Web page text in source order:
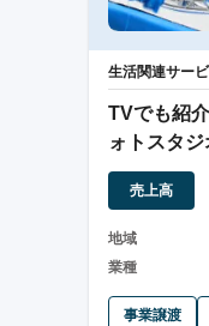
生活関連サー
TVでも紹
ォトスタ
売上高
地域
業種
事業譲渡